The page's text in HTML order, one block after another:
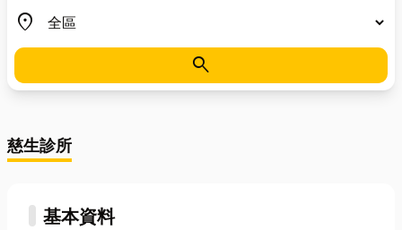
place
地區
search
慈生診所
基本資料